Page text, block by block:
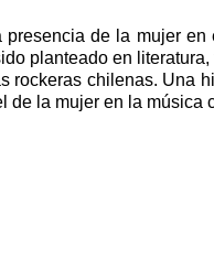
de la mujer
planteado en
chilenas.
la mujer en la